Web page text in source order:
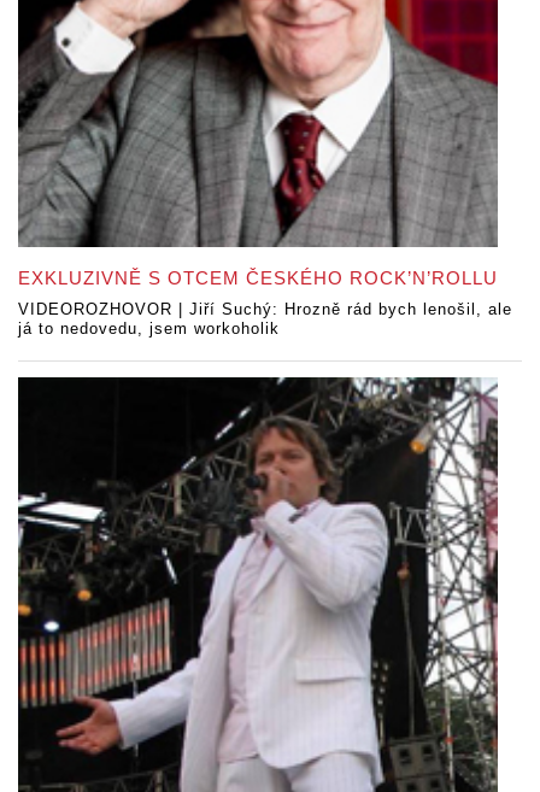
EXKLUZIVNĚ S OTCEM ČESKÉHO ROCK’N’ROLLU
VIDEOROZHOVOR | Jiří Suchý: Hrozně rád bych lenošil, ale
já to nedovedu, jsem workoholik